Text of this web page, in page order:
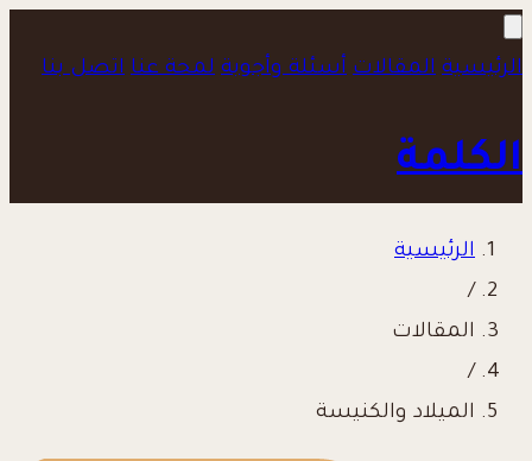
الرئيسية المقالات أسئلة وأجوبة لمحة عنا اتصل بنا
الكلمة
الرئيسية
/
المقالات
/
الميلاد والكنيسة